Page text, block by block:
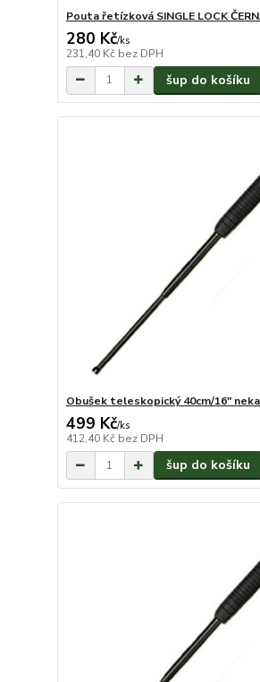
Pouta řetízková SINGLE LOCK
280 Kč/ks
231,40 Kč bez DPH
šup do košíku
Obušek teleskopický 40cm/16"
499 Kč/ks
412,40 Kč bez DPH
šup do košíku